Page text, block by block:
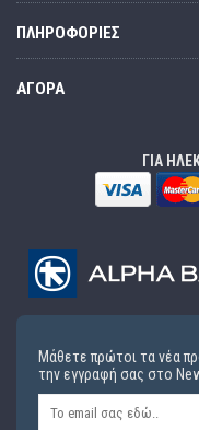
ΠΛΗΡΟΦΟΡΊΕΣ
ΑΓΟΡΆ
ΓΙΑ
Μάθετε πρώτοι τα νέα
την εγγραφή σας στο